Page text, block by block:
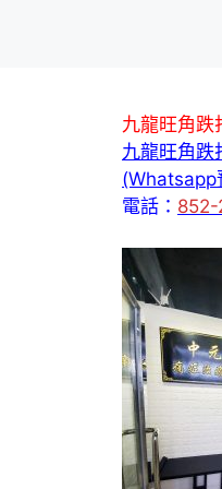
九龍旺角跌
九龍旺角跌
(Whatsapp
電話： 852-